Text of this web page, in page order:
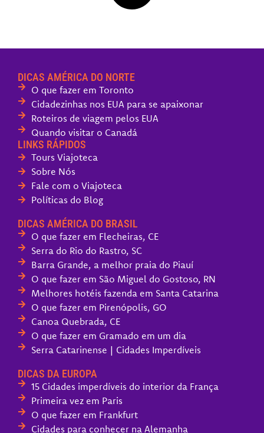
DICAS AMÉRICA DO NORTE
O que fazer em Toronto
Cidadezinhas nos EUA para se apaixonar
Roteiros de viagem pelos EUA
Quando visitar o Canadá
LINKS RÁPIDOS
Tours Viajoteca
Sobre Nós
Fale com o Viajoteca
Políticas do Blog
DICAS AMÉRICA DO BRASIL
O que fazer em Flecheiras, CE
Serra do Rio do Rastro, SC
Barra Grande, a melhor praia do Piauí
O que fazer em São Miguel do Gostoso, RN
Melhores hotéis fazenda em Santa Catarina
O que fazer em Pirenópolis, GO
Canoa Quebrada, CE
O que fazer em Gramado em um dia
Serra Catarinense | Cidades Imperdíveis
DICAS DA EUROPA
15 Cidades imperdíveis do interior da França
Primeira vez em Paris
O que fazer em Frankfurt
Cidades para conhecer na Alemanha